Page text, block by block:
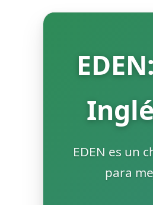
EDEN es un
para